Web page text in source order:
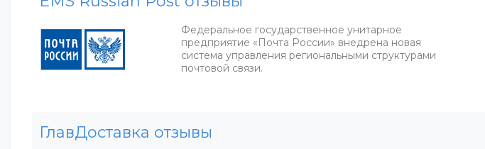
Федеральное государственное унитарное
предприятие «Почта России» внедрена новая
система управления региональными структурами
почтовой связи.
ГлавДоставка отзывы